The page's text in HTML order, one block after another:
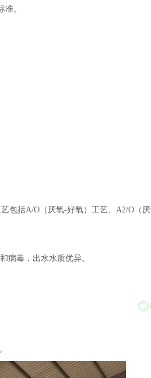
。
包括A/O（厌氧-好氧）工艺、A2/O（厌
病毒，出水水质优异。